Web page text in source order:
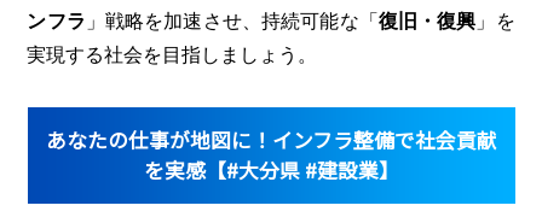
ンフラ 」戦略を加速させ、持続可能な「復旧・復興 」を
実現する社会を目指しましょう。
あなたの仕事が地図に！インフラ整備で社会貢献
を実感【#大分県 #建設業】